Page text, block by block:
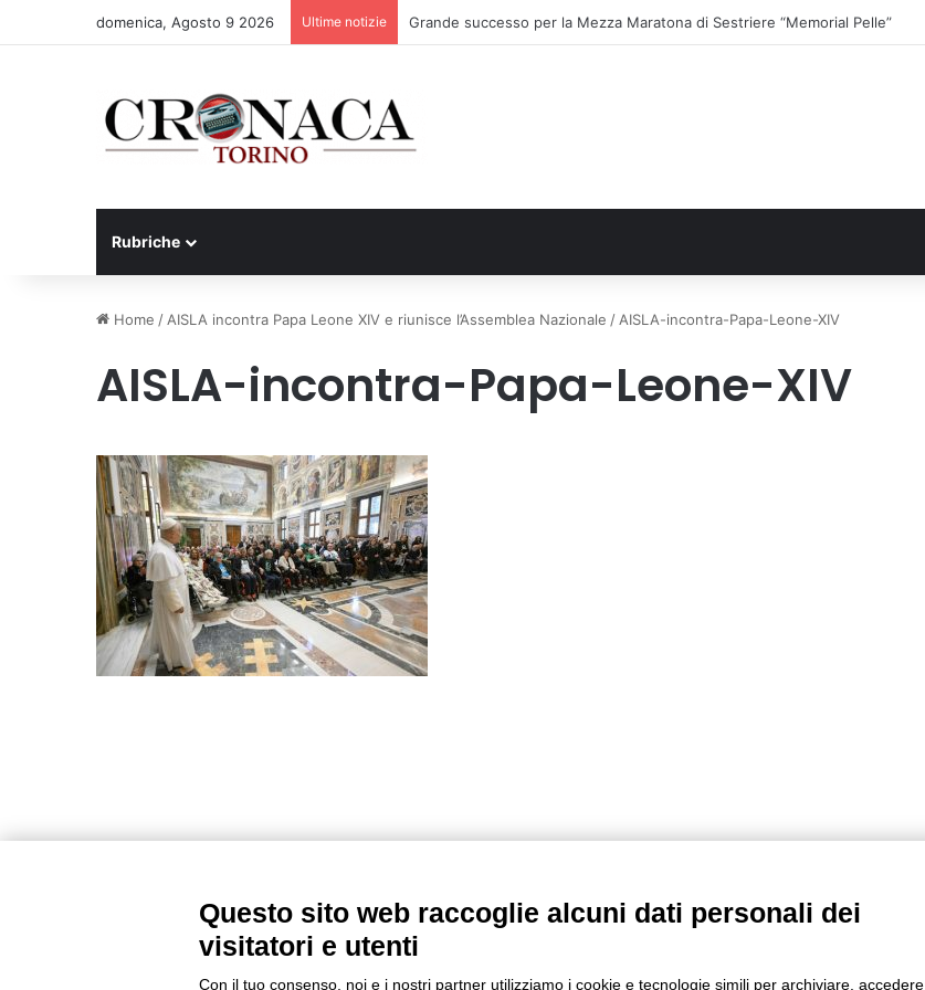
domenica, Agosto 9 2026 Ultime notizie Grande successo per la Mezza Maratona di Sestriere “Memorial Pelle”
Rubriche
Home / AISLA incontra Papa Leone XIV e riunisce l’Assemblea Nazionale / AISLA-incontra-Papa-Leone-XIV
AISLA-incontra-Papa-Leone-XIV
Questo sito web raccoglie alcuni dati personali dei
visitatori e utenti
Con il tuo consenso, noi e i nostri partner utilizziamo i cookie e tecnologie simili per archiviare, accedere